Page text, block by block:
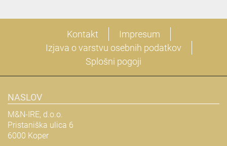
Kontakt
Impresum
Izjava o varstvu osebnih podatkov
Splošni pogoji
NASLOV
M&N-IRE, d.o.o.
Pristaniška ulica 6
6000 Koper